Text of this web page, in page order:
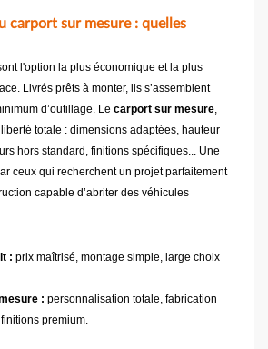
carport sur mesure : quelles
l'option la plus économique et la plus
Livrés prêts à monter, ils s’assemblent
d’outillage. Le carport sur mesure,
totale : dimensions adaptées, hauteur
hors standard, finitions spécifiques... Une
ceux qui recherchent un projet parfaitement
capable d’abriter des véhicules
: prix maîtrisé, montage simple, large choix
: personnalisation totale, fabrication
premium.